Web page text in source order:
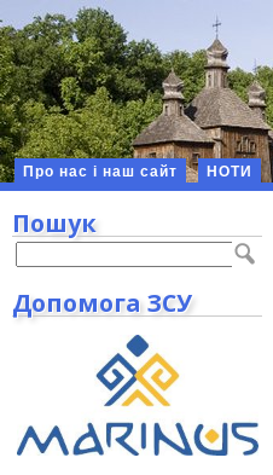
Про нас і наш сайт НОТИ
Пошук
Допомога ЗСУ